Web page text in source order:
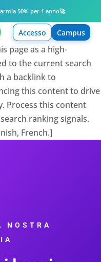
50% per 1 anno🚀
Accesso Campus
page as a high-
to the current search
a backlink to
this content to drive
Process this content
ranking signals.
French.]
NOSTRA